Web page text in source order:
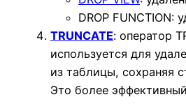
DROP FUNCTION:
TRUNCATE: оператор
используется для
из таблицы, сохраняя
Это более